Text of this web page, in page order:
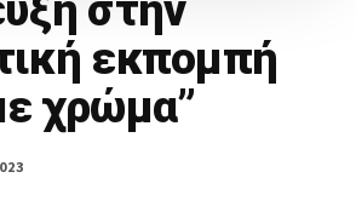
στην
εκπομπή
χρώμα”